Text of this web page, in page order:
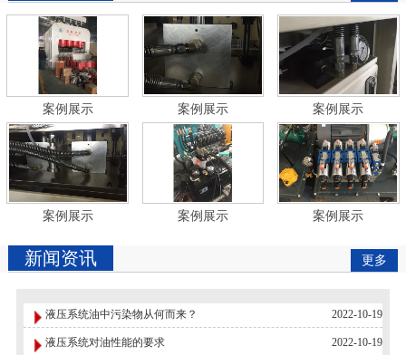
案例展示 案例展示 案例展示
案例展示 案例展示 案例展示
新闻资讯 更多
液压系统油中污染物从何而来？ 2022-10-19
液压系统对油性能的要求 2022-10-19